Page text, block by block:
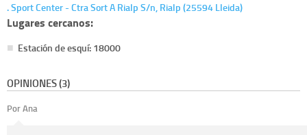
. Sport Center - Ctra Sort A Rialp S/n, Rialp (25594 Lleida)
Lugares cercanos:
Estación de esquí: 18000
OPINIONES (3)
Por Ana